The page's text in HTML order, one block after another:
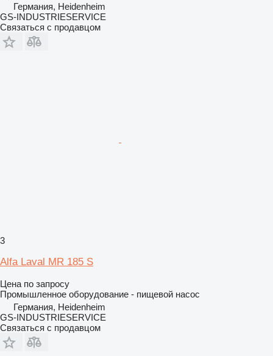
Германия, Heidenheim
GS-INDUSTRIESERVICE
Связаться с продавцом
3
Alfa Laval MR 185 S
Цена по запросу
Промышленное оборудование - пищевой насос
Германия, Heidenheim
GS-INDUSTRIESERVICE
Связаться с продавцом